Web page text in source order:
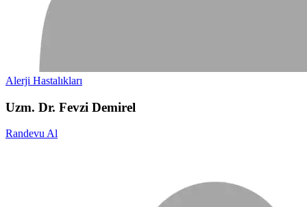
Alerji Hastalıkları
Uzm. Dr. Fevzi Demirel
Randevu Al